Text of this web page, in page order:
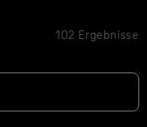
102 Ergebnisse